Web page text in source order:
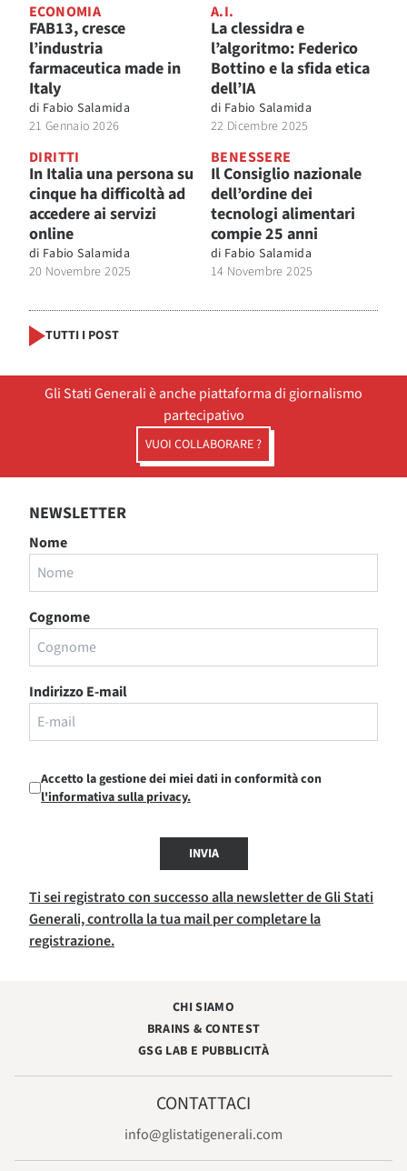
ECONOMIA
FAB13, cresce
l’industria
farmaceutica made in
Italy
di Fabio Salamida
21 Gennaio 2026
A.I.
La clessidra e
l’algoritmo: Federico
Bottino e la sfida etica
dell’IA
di Fabio Salamida
22 Dicembre 2025
DIRITTI
In Italia una persona su
cinque ha difficoltà ad
accedere ai servizi
online
di Fabio Salamida
20 Novembre 2025
BENESSERE
Il Consiglio nazionale
dell’ordine dei
tecnologi alimentari
compie 25 anni
di Fabio Salamida
14 Novembre 2025
TUTTI I POST
Gli Stati Generali è anche piattaforma di giornalismo
partecipativo
VUOI COLLABORARE ?
NEWSLETTER
Nome
Cognome
Indirizzo E-mail
Accetto la gestione dei miei dati in conformità con
l'informativa sulla privacy.
INVIA
Ti sei registrato con successo alla newsletter de Gli Stati
Generali, controlla la tua mail per completare la
registrazione.
CHI SIAMO
BRAINS & CONTEST
GSG LAB E PUBBLICITÀ
CONTATTACI
info@glistatigenerali.com